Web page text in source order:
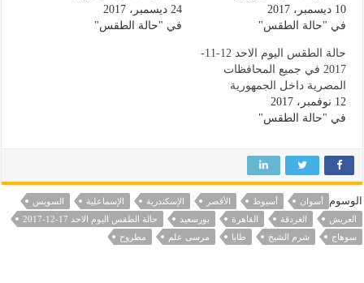
10 ديسمبر، 2017
في "حالة الطقس"
24 ديسمبر، 2017
في "حالة الطقس"
حالة الطقس اليوم الاحد 12-11-
2017 في جميع المحافظات
المصرية داخل الجمهورية
12 نوفمبر، 2017
في "حالة الطقس"
الوسوم أسوان أسيوط الأقصر الإسكندرية الإسماعلية
السويس
العريش
الغردقة القاهرة بورسعيد
حالة الطقس اليوم الاحد 17-12-2017
سوهاج
شرم الشيخ طابا مرسى علم مطروح